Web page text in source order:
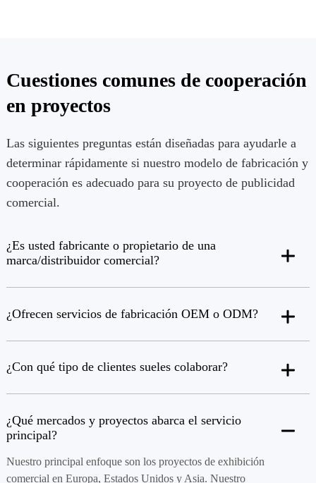
Cuestiones comunes de cooperación
en proyectos
Las siguientes preguntas están diseñadas para ayudarle a
determinar rápidamente si nuestro modelo de fabricación y
cooperación es adecuado para su proyecto de publicidad
comercial.
¿Es usted fabricante o propietario de una
marca/distribuidor comercial?
¿Ofrecen servicios de fabricación OEM o ODM?
¿Con qué tipo de clientes sueles colaborar?
¿Qué mercados y proyectos abarca el servicio
principal?
Nuestro principal enfoque son los proyectos de exhibición
comercial en Europa, Estados Unidos y Asia. Nuestro